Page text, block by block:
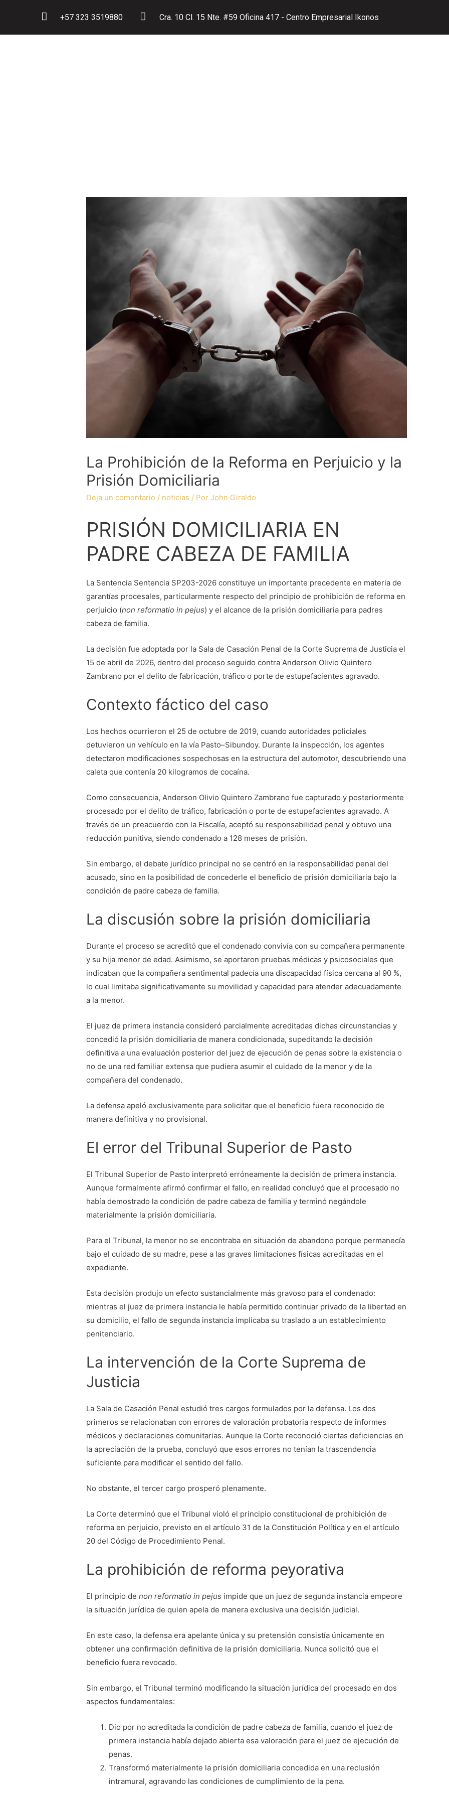
+57 323 3519880 Cra. 10 Cl. 15 Nte. #59 Oficina 417 - Centro Empresarial Ikonos
La Prohibición de la Reforma en Perjuicio y la
Prisión Domiciliaria
Deja un comentario / noticias / PorJohn Giraldo
PRISIÓN DOMICILIARIA EN
PADRE CABEZA DE FAMILIA
La Sentencia Sentencia SP203-2026 constituye un importante precedente en materia de
garantías procesales, particularmente respecto del principio de prohibición de reforma en
perjuicio (non reformatio in pejus) y el alcance de la prisión domiciliaria para padres
cabeza de familia.
La decisión fue adoptada por la Sala de Casación Penal de la Corte Suprema de Justicia el
15 de abril de 2026, dentro del proceso seguido contra Anderson Olivio Quintero
Zambrano por el delito de fabricación, tráfico o porte de estupefacientes agravado.
Contexto fáctico del caso
Los hechos ocurrieron el 25 de octubre de 2019, cuando autoridades policiales
detuvieron un vehículo en la vía Pasto–Sibundoy. Durante la inspección, los agentes
detectaron modificaciones sospechosas en la estructura del automotor, descubriendo una
caleta que contenía 20 kilogramos de cocaína.
Como consecuencia, Anderson Olivio Quintero Zambrano fue capturado y posteriormente
procesado por el delito de tráfico, fabricación o porte de estupefacientes agravado. A
través de un preacuerdo con la Fiscalía, aceptó su responsabilidad penal y obtuvo una
reducción punitiva, siendo condenado a 128 meses de prisión.
Sin embargo, el debate jurídico principal no se centró en la responsabilidad penal del
acusado, sino en la posibilidad de concederle el beneficio de prisión domiciliaria bajo la
condición de padre cabeza de familia.
La discusión sobre la prisión domiciliaria
Durante el proceso se acreditó que el condenado convivía con su compañera permanente
y su hija menor de edad. Asimismo, se aportaron pruebas médicas y psicosociales que
indicaban que la compañera sentimental padecía una discapacidad física cercana al 90 %,
lo cual limitaba significativamente su movilidad y capacidad para atender adecuadamente
a la menor.
El juez de primera instancia consideró parcialmente acreditadas dichas circunstancias y
concedió la prisión domiciliaria de manera condicionada, supeditando la decisión
definitiva a una evaluación posterior del juez de ejecución de penas sobre la existencia o
no de una red familiar extensa que pudiera asumir el cuidado de la menor y de la
compañera del condenado.
La defensa apeló exclusivamente para solicitar que el beneficio fuera reconocido de
manera definitiva y no provisional.
El error del Tribunal Superior de Pasto
El Tribunal Superior de Pasto interpretó erróneamente la decisión de primera instancia.
Aunque formalmente afirmó confirmar el fallo, en realidad concluyó que el procesado no
había demostrado la condición de padre cabeza de familia y terminó negándole
materialmente la prisión domiciliaria.
Para el Tribunal, la menor no se encontraba en situación de abandono porque permanecía
bajo el cuidado de su madre, pese a las graves limitaciones físicas acreditadas en el
expediente.
Esta decisión produjo un efecto sustancialmente más gravoso para el condenado:
mientras el juez de primera instancia le había permitido continuar privado de la libertad en
su domicilio, el fallo de segunda instancia implicaba su traslado a un establecimiento
penitenciario.
La intervención de la Corte Suprema de
Justicia
La Sala de Casación Penal estudió tres cargos formulados por la defensa. Los dos
primeros se relacionaban con errores de valoración probatoria respecto de informes
médicos y declaraciones comunitarias. Aunque la Corte reconoció ciertas deficiencias en
la apreciación de la prueba, concluyó que esos errores no tenían la trascendencia
suficiente para modificar el sentido del fallo.
No obstante, el tercer cargo prosperó plenamente.
La Corte determinó que el Tribunal violó el principio constitucional de prohibición de
reforma en perjuicio, previsto en el artículo 31 de la Constitución Política y en el artículo
20 del Código de Procedimiento Penal.
La prohibición de reforma peyorativa
El principio denon reformatio in pejus impide que un juez de segunda instancia empeore
la situación jurídica de quien apela de manera exclusiva una decisión judicial.
En este caso, la defensa era apelante única y su pretensión consistía únicamente en
obtener una confirmación definitiva de la prisión domiciliaria. Nunca solicitó que el
beneficio fuera revocado.
Sin embargo, el Tribunal terminó modificando la situación jurídica del procesado en dos
aspectos fundamentales:
Dio por no acreditada la condición de padre cabeza de familia, cuando el juez de
primera instancia había dejado abierta esa valoración para el juez de ejecución de
penas.
Transformó materialmente la prisión domiciliaria concedida en una reclusión
intramural, agravando las condiciones de cumplimiento de la pena.